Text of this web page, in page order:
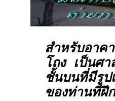
สำหรับอา
โถง เป็นศ
ชั้นบนที่มีรูป
ของท่านที่ฝึ